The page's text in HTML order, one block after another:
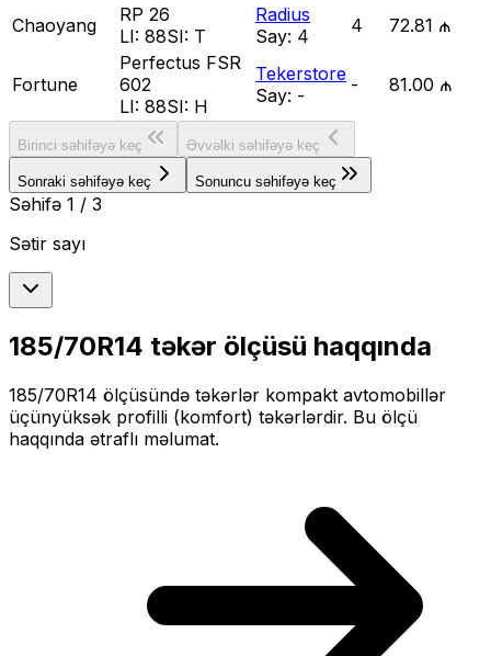
Chaoyang
RP 26
LI: 88SI: T
Radius
Say: 4 4 72.81 ₼
Fortune
Perfectus FSR
602
LI: 88SI: H
Tekerstore
Say: - - 81.00 ₼
Birinci səhifəyə keç Əvvəlki səhifəyə keç
Sonraki səhifəyə keç Sonuncu səhifəyə keç
Səhifə 1 / 3
Sətir sayı
185/70R14 təkər ölçüsü haqqında
185/70R14 ölçüsündə təkərlər kompakt avtomobillər
üçünyüksək profilli (komfort) təkərlərdir. Bu ölçü
haqqında ətraflı məlumat.